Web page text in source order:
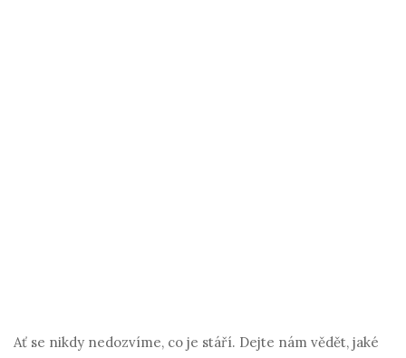
Ať se nikdy nedozvíme, co je stáří. Dejte nám vědět, jaké